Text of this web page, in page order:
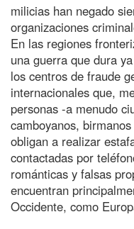
milicias han negado
organizaciones
En las regiones
una guerra que dura
los centros de fraude
internacionales que,
personas -a menudo
camboyanos,
obligan a realizar
contactadas por
románticas y falsas
encuentran
Occidente, como